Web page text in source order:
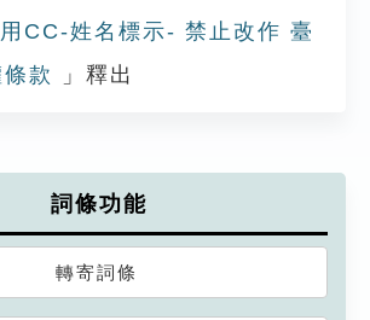
CC-姓名標示- 禁止改作 臺
款
」釋出
詞條功能
轉寄詞條